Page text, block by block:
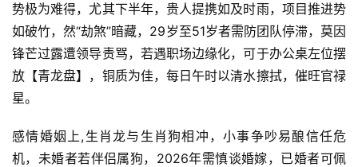
势极为难得，尤其下半年，贵人提携如及时雨，项目推进势
如破竹，然“劫煞”暗藏，29岁至51岁者需防团队停滞，莫因
锋芒过露遭领导责骂，若遇职场边缘化，可于办公桌左位摆
放【青龙盘】，铜质为佳，每日午时以清水擦拭，催旺官禄
星。
感情婚姻上,生肖龙与生肖狗相冲，小事争吵易酿信任危
机，未婚者若伴侣属狗，2026年需慎谈婚嫁，已婚者可佩